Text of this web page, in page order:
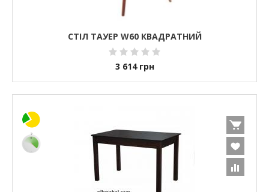
СТІЛ ТАУЕР W60 КВАДРАТНИЙ
3 614 грн